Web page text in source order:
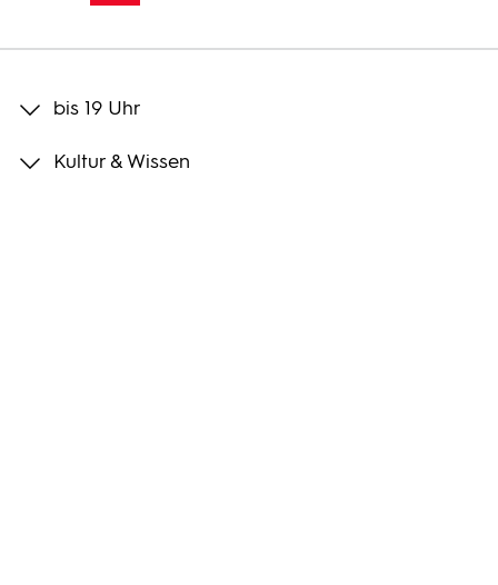
Bilder
bis 19 Uhr
Kultur & Wissen